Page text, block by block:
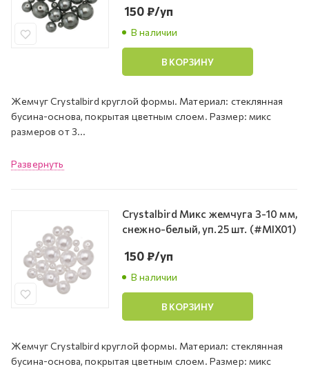
В наличии
150₽/уп
В КОРЗИНУ
Жемчуг Crystalbird круглой формы. Материал: стеклянная
бусина-основа, покрытая цветным слоем. Размер: микс
размеров от 3...
Развернуть
Crystalbird Микс жемчуга 3-10 мм,
снежно-белый, уп.25 шт. (#MIX01)
В наличии
150₽/уп
В КОРЗИНУ
Жемчуг Crystalbird круглой формы. Материал: стеклянная
бусина-основа, покрытая цветным слоем. Размер: микс